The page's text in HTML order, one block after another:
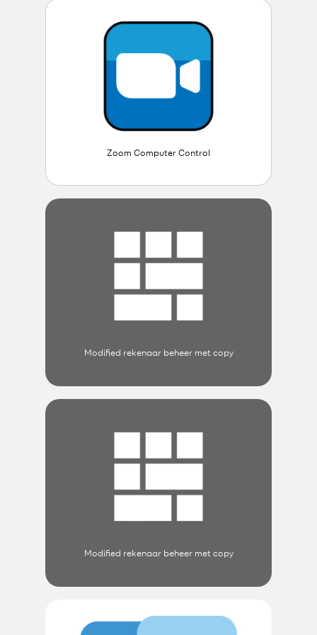
Zoom Computer Control
Modified rekenaar beheer met copy
Modified rekenaar beheer met copy